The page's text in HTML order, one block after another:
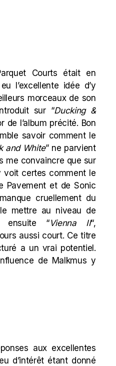
Courts était en
l’excellente idée d’y
morceaux de son
sur “Ducking &
de l’album précité. Bon
savoir comment le
and White” ne parvient
me convaincre que sur
voit certes comment le
Pavement et de Sonic
cruellement du
mettre au niveau de
ensuite “Vienna II“,
aussi court. Ce titre
a un vrai potentiel.
de Malkmus y
aux excellentes
d’intérêt étant donné